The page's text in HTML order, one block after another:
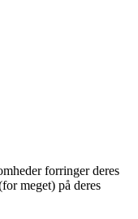
forringer deres
meget) på deres